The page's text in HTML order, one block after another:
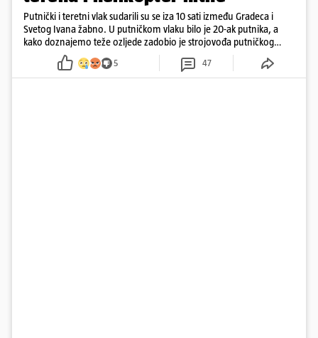
Putnički i teretni vlak sudarili su se iza 10 sati između Gradeca i
Svetog Ivana žabno. U putničkom vlaku bilo je 20-ak putnika, a
kako doznajemo teže ozljede zadobio je strojovođa putničkog
vlaka. Zatvoren je promet, a fotoreporteri Prigorskog objavili su
prve snimke s mjesta sudara
5 47